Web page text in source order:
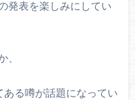
発表を楽しみにしてい
、
ある噂が話題になってい